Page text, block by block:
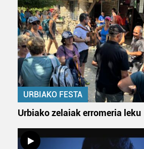
URBIAKO FESTA
Urbiako zelaiak erromeria leku